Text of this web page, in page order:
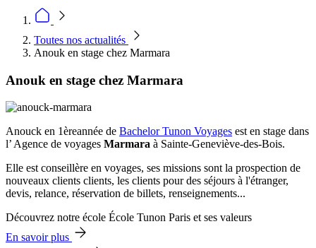
Toutes nos actualités
Anouk en stage chez Marmara
Anouk en stage chez Marmara
Anouck en 1èreannée de Bachelor Tunon Voyages est en stage dans
l’ Agence de voyages Marmara à Sainte-Geneviève-des-Bois.
Elle est conseillère en voyages, ses missions sont la prospection de
nouveaux clients clients, les clients pour des séjours à l'étranger,
devis, relance, réservation de billets, renseignements...
Découvrez notre école École Tunon Paris et ses valeurs
En savoir plus